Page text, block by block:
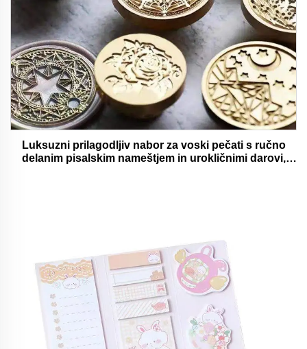
Luksuzni prilagodljiv nabor za voski pečati s ručno
delanim pisalskim nameštjem in urokličnimi darovi,